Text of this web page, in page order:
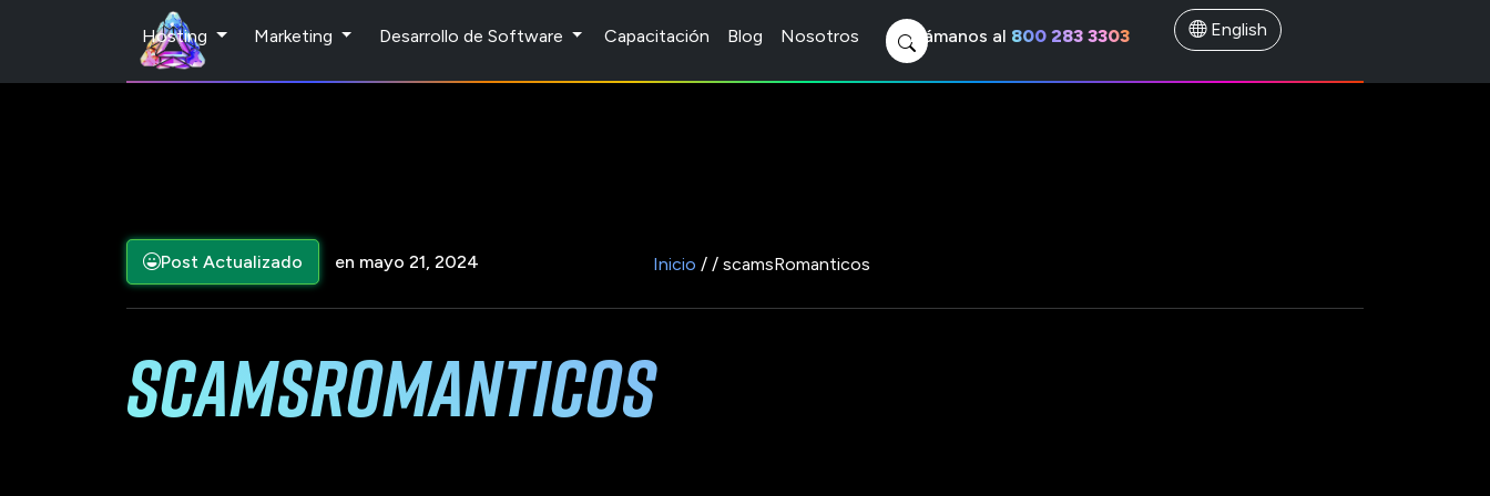
Hosting Marketing Desarrollo de Software Capacitación Blog Nosotros Llámanos al 800 283 3303 English
Post Actualizado en mayo 21, 2024 Inicio / / scamsRomanticos
scamsRomanticos